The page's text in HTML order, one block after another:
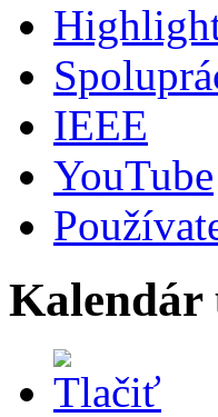
IEEE
YouTube
Kalendár